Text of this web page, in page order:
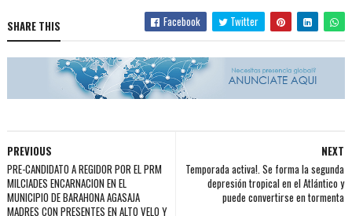
SHARE THIS Facebook Twitter
NEXT
Temporada activa!. Se forma la segunda
depresión tropical en el Atlántico y
puede convertirse en tormenta
PREVIOUS
PRE-CANDIDATO A REGIDOR POR EL PRM
MILCIADES ENCARNACION EN EL
MUNICIPIO DE BARAHONA AGASAJA
MADRES CON PRESENTES EN ALTO VELO Y